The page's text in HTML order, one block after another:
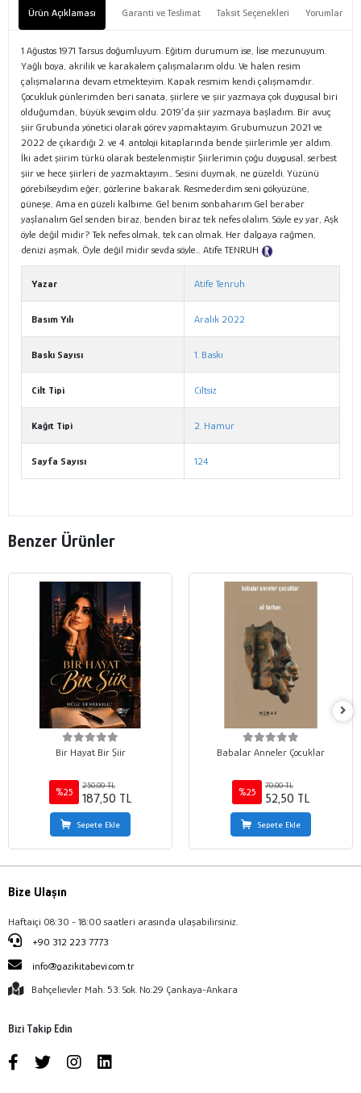
Ürün Açıklaması Garanti ve Teslimat Taksit Seçenekleri Yorumlar
1 Ağustos 1971 Tarsus doğumluyum. Eğitim durumum ise, lise mezunuyum.
Yağlı boya, akrilik ve karakalem çalışmalarım oldu. Ve halen resim
çalışmalarına devam etmekteyim. Kapak resmim kendi çalışmamdır.
Çocukluk günlerimden beri sanata, şiirlere ve şiir yazmaya çok duygusal biri
olduğumdan, büyük sevgim oldu. 2019’da şiir yazmaya başladım. Bir avuç
şiir Grubunda yönetici olarak görev yapmaktayım. Grubumuzun 2021 ve
2022 de çıkardığı 2. ve 4. antoloji kitaplarında bende şiirlerimle yer aldım.
İki adet şiirim türkü olarak bestelenmiştir Şiirlerimin çoğu duygusal, serbest
şiir ve hece şiirleri de yazmaktayım… Sesini duymak, ne güzeldi. Yüzünü
görebilseydim eğer, gözlerine bakarak. Resmederdim seni gökyüzüne,
güneşe, Ama en güzeli kalbime. Gel benim sonbaharım Gel beraber
yaşlanalım Gel senden biraz, benden biraz tek nefes olalım. Söyle ey yar, Aşk
öyle değil midir? Tek nefes olmak, tek can olmak. Her dalgaya rağmen,
denizi aşmak, Öyle değil midir sevda söyle… Atife TENRUH
Yazar Atife Tenruh
Basım Yılı Aralık 2022
Baskı Sayısı 1. Baskı
Cilt Tipi Ciltsiz
Kağıt Tipi 2. Hamur
Sayfa Sayısı 124
Benzer Ürünler
Bir Hayat Bir Şiir
%25
250,00 TL
187,50 TL
Sepete Ekle
Babalar Anneler Çocuklar
%25
70,00 TL
52,50 TL
Sepete Ekle
Bize Ulaşın
Haftaiçi 08:30 - 18:00 saatleri arasında ulaşabilirsiniz.
+90 312 223 7773
info@gazikitabevi.com.tr
Bahçelievler Mah. 53. Sok. No:29 Çankaya-Ankara
Bizi Takip Edin